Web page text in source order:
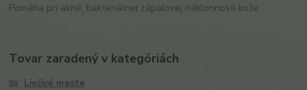
Pomáha pri akné, bakteriálnej zápalovej náklonnosti kože
Tovar zaradený v kategóriách
Liečivé maste